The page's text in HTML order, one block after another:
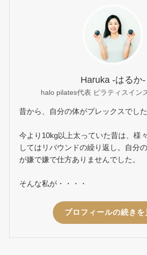
Haruka -はるか-
halo pilates代表 ピラティスイン
昔から、自分の体がプレックスでした
今より10kg以上太っていた昔は、様
してはリバウンドの繰り返し。自分
が嫌で嫌で仕方ありませんでした。
そんな私が・・・・
プロフィールの続きを